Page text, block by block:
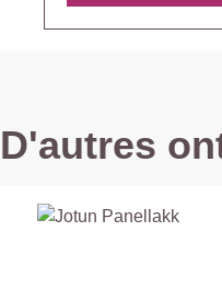
D'autres